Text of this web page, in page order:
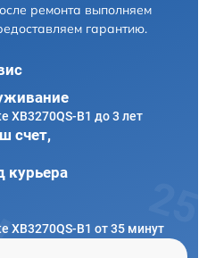
ремонта выполняем
гарантию.
XB3270QS-B1 до 3 лет
счет,
курьера
XB3270QS-B1 от 35 минут